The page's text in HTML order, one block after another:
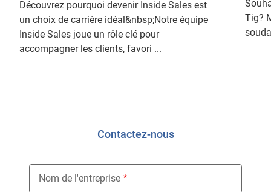
Découvrez pourquoi devenir Inside Sales est
un choix de carrière idéal&nbsp;Notre équipe
Inside Sales joue un rôle clé pour
accompagner les clients, favori ...
Tig?
Contactez-nous
Nom de l'entreprise